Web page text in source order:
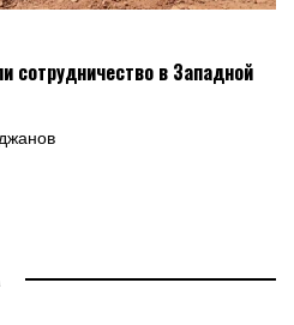
сотрудничество в Западной